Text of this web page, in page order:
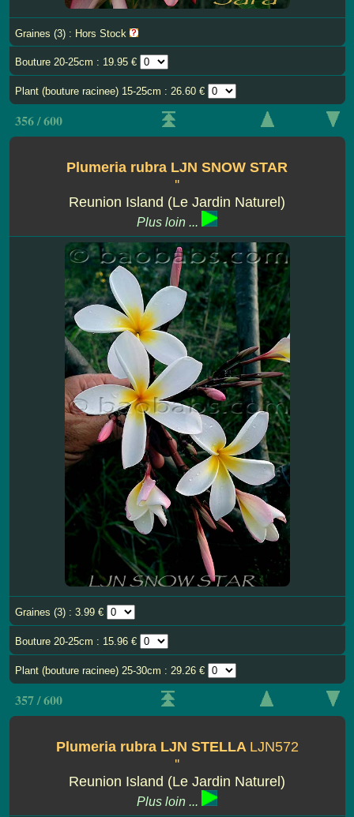
Graines (3) : Hors Stock
Bouture 20-25cm : 19.95 €
Plant (bouture racinee) 15-25cm : 26.60 €
356 / 600
Plumeria rubra LJN SNOW STAR
''
Reunion Island (Le Jardin Naturel)
Plus loin ...
Graines (3) : 3.99 €
Bouture 20-25cm : 15.96 €
Plant (bouture racinee) 25-30cm : 29.26 €
357 / 600
Plumeria rubra LJN STELLA LJN572
''
Reunion Island (Le Jardin Naturel)
Plus loin ...